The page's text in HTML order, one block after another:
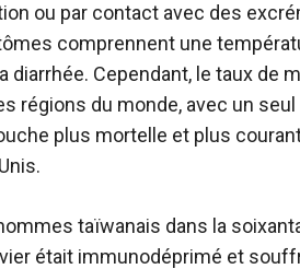
ou par contact avec des
comprennent une
diarrhée. Cependant, le taux de
régions du monde, avec un
plus mortelle et plus
taïwanais dans la
était immunodéprimé et